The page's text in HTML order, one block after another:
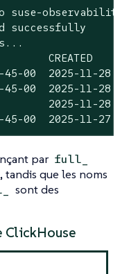
observability-
successfully
CREATED
45-00  2025-11-28
45-00  2025-11-28
2025-11-28
45-00  2025-11-27
par full_
tandis que les noms
sont des
ClickHouse